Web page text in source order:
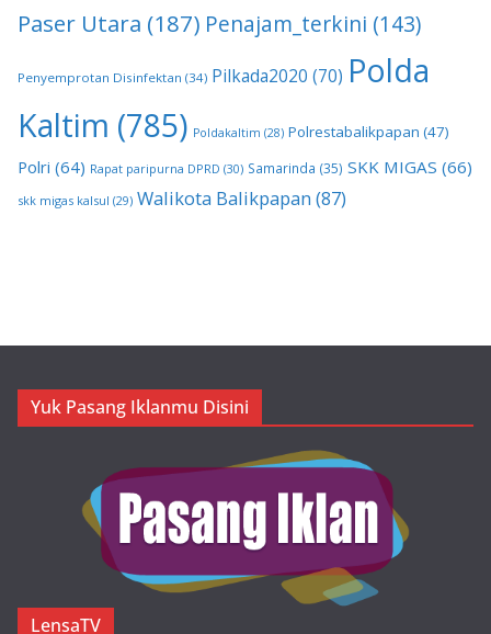
Paser Utara (187) Penajam_terkini (143)
Penyemprotan Disinfektan (34) Pilkada2020 (70) Polda
Kaltim (785) Poldakaltim (28) Polrestabalikpapan (47)
Polri (64) Rapat paripurna DPRD (30) Samarinda (35) SKK MIGAS (66)
skk migas kalsul (29) Walikota Balikpapan (87)
Yuk Pasang Iklanmu Disini
LensaTV